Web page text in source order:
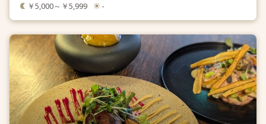
￥5,000～￥5,999 -